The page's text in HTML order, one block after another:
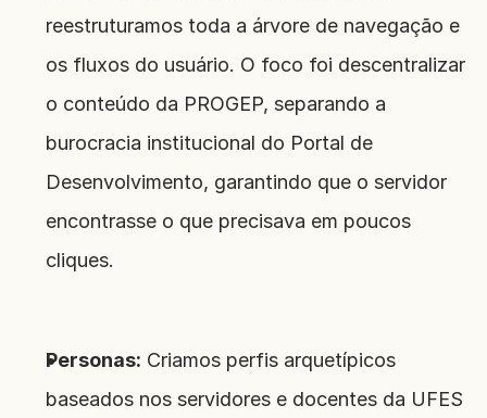
reestruturamos toda a árvore de navegação e
os fluxos do usuário. O foco foi descentralizar
o conteúdo da PROGEP, separando a
burocracia institucional do Portal de
Desenvolvimento, garantindo que o servidor
encontrasse o que precisava em poucos
cliques.
Personas: Criamos perfis arquetípicos
baseados nos servidores e docentes da UFES